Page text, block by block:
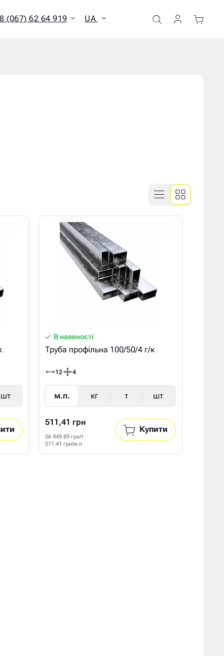
(067) 62 64 919 UA
шт
В наявності
Труба профільна 100/50/4 г/к
12 4
м.п. кг т шт
511,41 грн
56 949.89 грн/т
511.41 грн/м.п
Купити